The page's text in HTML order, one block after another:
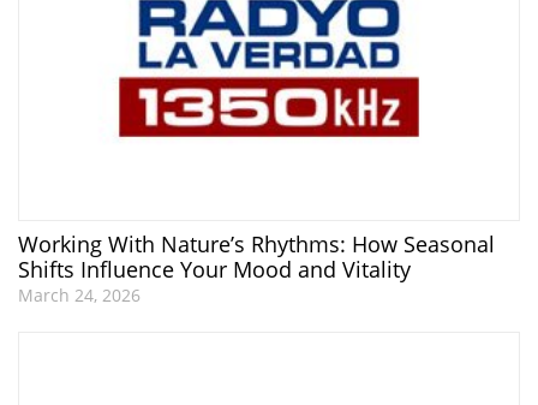
Working With Nature’s Rhythms: How Seasonal
Shifts Influence Your Mood and Vitality
March 24, 2026